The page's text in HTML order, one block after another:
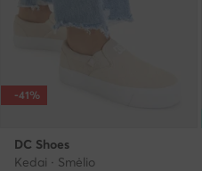
-41%
DC Shoes
Kedai · Smėlio